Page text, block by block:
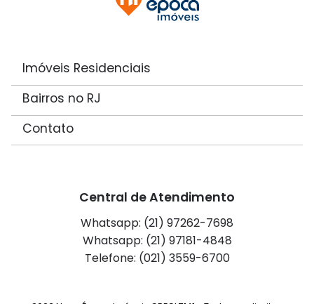
Imóveis Residenciais
Bairros no RJ
Contato
Central de Atendimento
Whatsapp: (21) 97262-7698
Whatsapp: (21) 97181-4848
Telefone: (021) 3559-6700